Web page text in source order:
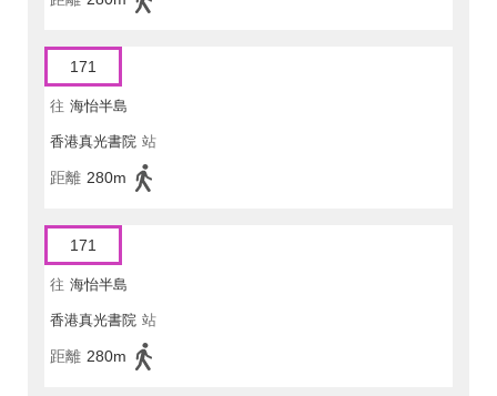
171
往 海怡半島
香港真光書院 站
距離 280m
171
往 海怡半島
香港真光書院 站
距離 280m